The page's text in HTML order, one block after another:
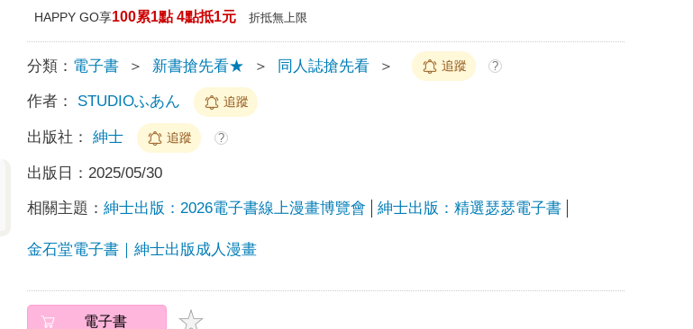
HAPPY GO享100累1點 4點抵1元 折抵無上限
分類： 電子書 ＞ 新書搶先看★ ＞ 同人誌搶先看 ＞ 追蹤 ?
作者： STUDIOふあん 追蹤
出版社： 紳士 追蹤 ?
出版日： 2025/05/30
相關主題：紳士出版：2026電子書線上漫畫博覽會 紳士出版：精選瑟瑟電子書
金石堂電子書｜紳士出版成人漫畫
電子書